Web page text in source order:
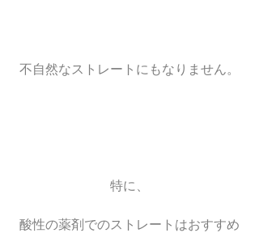
不自然なストレートにもなりません。
特に、
酸性の薬剤でのストレートはおすすめ